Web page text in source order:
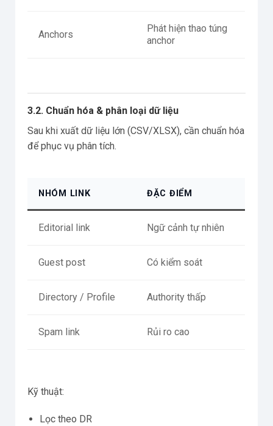
Anchors
Phát hiện thao túng
anchor
3.2. Chuẩn hóa & phân loại dữ liệu
Sau khi xuất dữ liệu lớn (CSV/XLSX), cần chuẩn hóa
để phục vụ phân tích.
NHÓM LINK ĐẶC ĐIỂM
Editorial link Ngữ cảnh tự nhiên
Guest post Có kiểm soát
Directory / Profile Authority thấp
Spam link Rủi ro cao
Kỹ thuật:
Lọc theo DR